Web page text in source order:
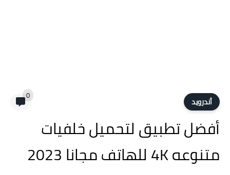
أندرويد 0
أفضل تطبيق لتحميل خلفيات
متنوعه 4K للهاتف مجانا 2023